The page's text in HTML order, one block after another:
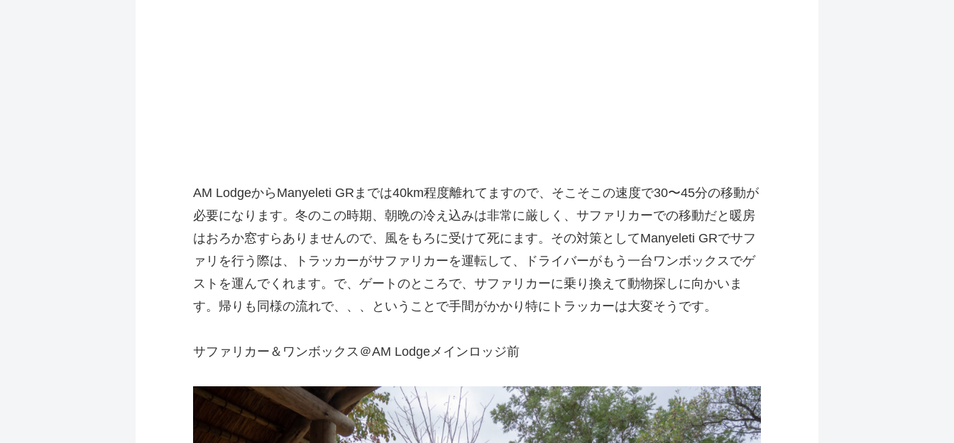
AM LodgeからManyeleti GRまでは40km程度離れてますので、そこそこの速度で30〜45分の移動が
必要になります。冬のこの時期、朝晩の冷え込みは非常に厳しく、サファリカーでの移動だと暖房
はおろか窓すらありませんので、風をもろに受けて死にます。その対策としてManyeleti GRでサフ
ァリを行う際は、トラッカーがサファリカーを運転して、ドライバーがもう一台ワンボックスでゲ
ストを運んでくれます。で、ゲートのところで、サファリカーに乗り換えて動物探しに向かいま
す。帰りも同様の流れで、、、ということで手間がかかり特にトラッカーは大変そうです。
サファリカー＆ワンボックス＠AM Lodgeメインロッジ前